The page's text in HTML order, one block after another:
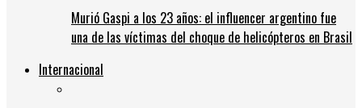
Murió Gaspi a los 23 años: el influencer argentino fue
una de las víctimas del choque de helicópteros en Brasil
Internacional